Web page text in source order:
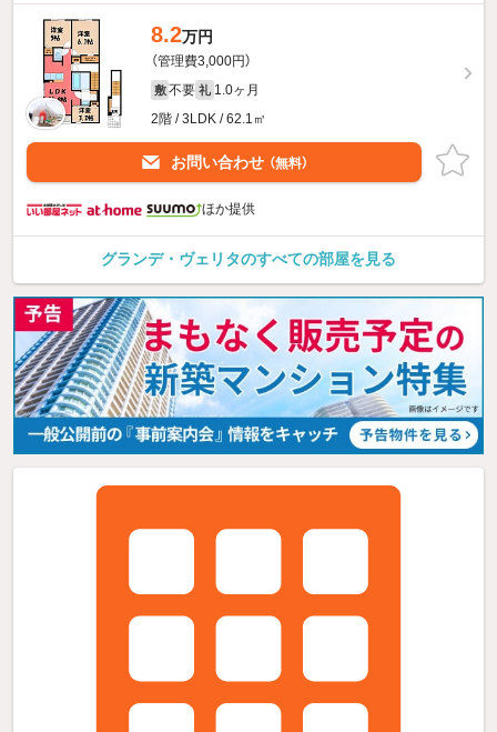
8.2万円
（管理費3,000円）
敷 不要 礼 1.0ヶ月
2階 / 3LDK / 62.1㎡
お問い合わせ （無料）
ほか提供
グランデ・ヴェリタのすべての部屋を見る